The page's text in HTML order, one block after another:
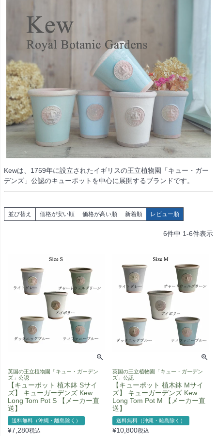
Kewは、1759年に設立されたイギリスの王立植物園「キュー・ガー
デンズ」公認のキューポットを中心に展開するブランドです。
並び替え 価格が安い順 価格が高い順 新着順 レビュー順
6件中 1-6件表示
英国の王立植物園「キュー・ガーデン
ズ」公認
【キューポット 植木鉢 Sサイ
ズ】 キューガーデンズ Kew
Long Tom Pot S 【メーカー直
送】
送料無料（沖縄・離島除く）
¥7,280税込
英国の王立植物園「キュー・ガーデン
ズ」公認
【キューポット 植木鉢 Mサイ
ズ】 キューガーデンズ Kew
Long Tom Pot M 【メーカー直
送】
送料無料（沖縄・離島除く）
¥10,800税込